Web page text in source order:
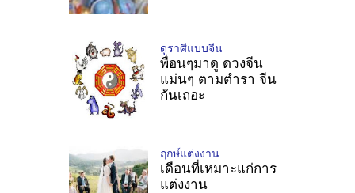
ดูราศีแบบจีน
พื่อนๆมาดู ดวงจีน
แม่นๆ ตามตำรา จีน
กันเถอะ
ฤกษ์แต่งงาน
เดือนที่เหมาะแก่การ
แต่งงาน